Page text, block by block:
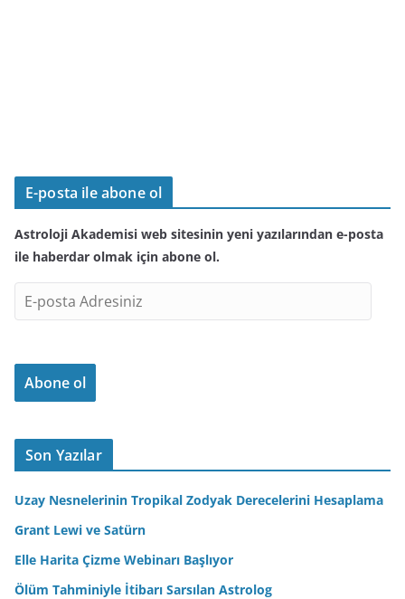
E-posta ile abone ol
Astroloji Akademisi web sitesinin yeni yazılarından e-posta
ile haberdar olmak için abone ol.
-
o
t
d
r
i
n
Abone ol
Son Yazılar
Uzay Nesnelerinin Tropikal Zodyak Derecelerini Hesaplama
Grant Lewi ve Satürn
Elle Harita Çizme Webinarı Başlıyor
Ölüm Tahminiyle İtibarı Sarsılan Astrolog